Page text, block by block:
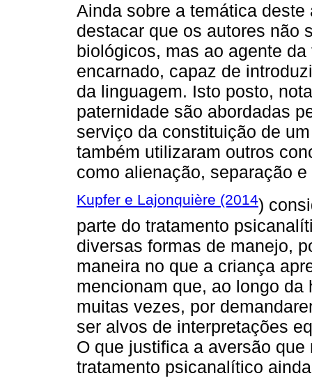
Ainda sobre a temática
destacar que os autores não
biológicos, mas ao agente
encarnado, capaz de
da linguagem. Isto posto,
paternidade são abordadas
serviço da constituição de
também utilizaram outros
como alienação, separação
Kupfer e Lajonquière (2014)
parte do tratamento
diversas formas de manejo,
maneira no que a criança
mencionam que, ao longo
muitas vezes, por
ser alvos de interpretações
O que justifica a aversão
tratamento psicanalítico